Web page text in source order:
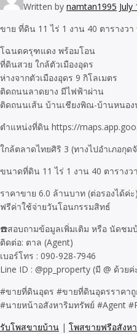
Written by namtan1995 July
ขาย ที่ดิน 11 ไร่ 1 งาน 40 ตารางว
โฉนดครุฑแดง พร้อมโอน
ที่ดินสวย ใกล้ตัวเมืองอุดร
ห่างจากตัวเมืองอุดร 9 กิโลเมตร
ติดถนนลาดยาง มีไฟฟ้าผ่าน
ติดถนนเส้น บ้านเชียงพิณ-บ้านหนอง
ตำแหน่งที่ดิน https://
ใกล้ตลาดไทยศิริ 3 (ทางไปอำเภอกุด
ขนาดที่ดิน 11 ไร่ 1 งาน 40 ตารางวา
ราคาขาย 6.0 ล้านบาท (ต่อรองได้ค่ะ)
ฟรีค่าใช้จ่ายวันโอนกรรมสิทธ์
☎️สอบถามข้อมูลเพิ่มเติม หรือ นัดชม
ติดต่อ: ตาล (Agent)
เบอร์โทร : 090-928-7946
Line ID : @pp_property (มี @ ด้วย
#ขายที่ดินอุดร #ขายที่ดินอุดรราคา
#นายหน้าอสังหาริมทรัพย์ #Agent
รับโพสขายบ้าน | โพสขายฟรีอสังห